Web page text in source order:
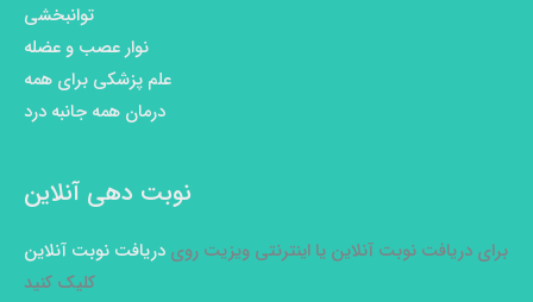
توانبخشی
نوار عصب و عضله
علم پزشکی برای همه
درمان همه جانبه درد
نوبت دهی آنلاین
برای دریافت نوبت آنلاین یا اینترنتی ویزیت روی دریافت نوبت آنلاین
کلیک کنید